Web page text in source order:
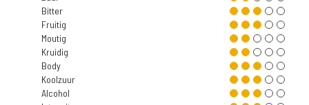
Bitter
Fruitig
Moutig
Kruidig
Body
Koolzuur
Alcohol